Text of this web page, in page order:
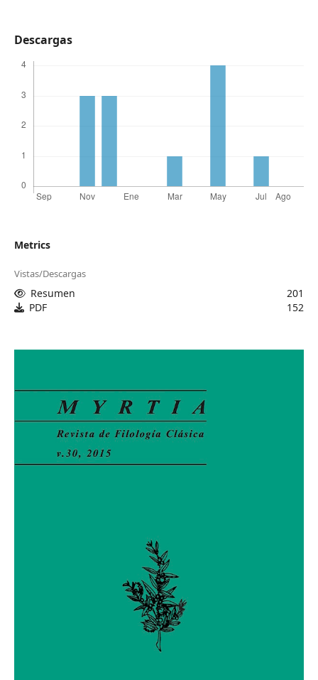
Descargas
Metrics
Vistas/Descargas
Resumen
201
PDF
152